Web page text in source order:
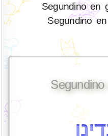
Segundino en
Segundino